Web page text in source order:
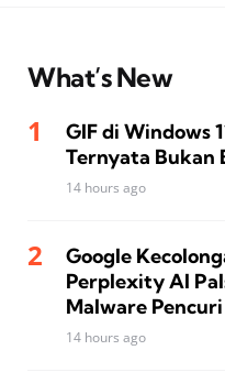
What’s New
GIF di Windows
Ternyata Bukan
14 hours ago
Google
Perplexity AI
Malware
14 hours ago